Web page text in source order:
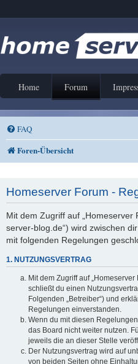
Home Forum
FAQ
Foren-Übersicht
Homeserver Forum -
Mit dem Zugriff auf „Homeserver
server-blog.de“) wird zwischen
mit folgenden Regelungen
1. NUTZUNGSVERTRAG
Mit dem Zugriff auf „Homeserver
schließt du einen
Folgenden „Betreiber“) und
Regelungen einverstanden.
Wenn du mit diesen
das Board nicht weiter nutzen.
jeweils die an dieser Stelle
Der Nutzungsvertrag wird auf
von beiden Seiten ohne